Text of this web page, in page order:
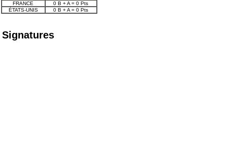
FRANCE
0 B + A = 0 Pts
ÉTATS-UNIS
0 B + A = 0 Pts
Signatures